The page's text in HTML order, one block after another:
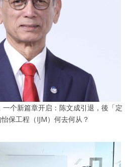
个新篇章开启：陈文成引退，後「定
保工程（IJM）何去何从？